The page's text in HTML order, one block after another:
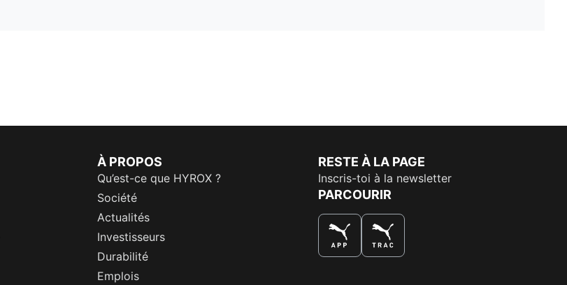
À PROPOS
Qu’est-ce que HYROX ?
Société
Actualités
Investisseurs
Durabilité
Emplois
RESTE À LA PAGE
Inscris-toi à la newsletter
PARCOURIR